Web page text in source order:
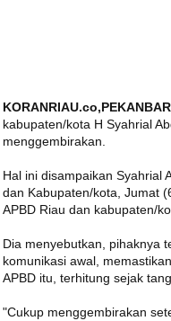
kabupaten/kota H Syahrial
menggembirakan.
Hal ini disampaikan Syahrial
dan Kabupaten/kota, Jumat
APBD Riau dan kabupaten/
Dia menyebutkan, pihaknya
komunikasi awal,
APBD itu, terhitung sejak
"Cukup menggembirakan